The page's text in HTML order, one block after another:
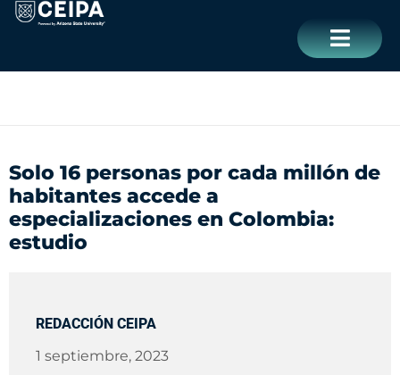
contenido
Solo 16 personas por cada millón de
habitantes accede a
especializaciones en Colombia:
estudio
REDACCIÓN CEIPA
1 septiembre, 2023